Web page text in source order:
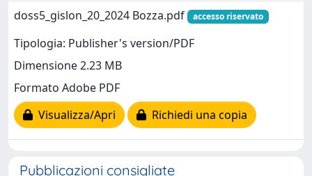
doss5_gislon_20_2024 Bozza.pdf
accesso riservato
Tipologia: Publisher's version/PDF
Dimensione 2.23 MB
Formato Adobe PDF
Visualizza/Apri
Richiedi una copia
Pubblicazioni consigliate